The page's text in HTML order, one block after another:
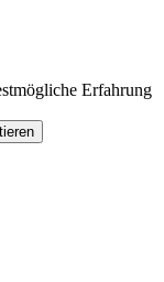
Erfahrung